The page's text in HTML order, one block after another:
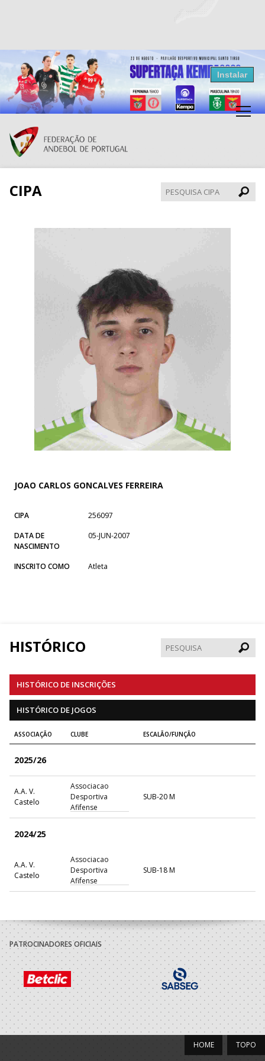
Resultados Andebol
Federação de Andebol de Portugal
Grátis - Disponivel na Play Store
Instalar
CIPA
CIPA
JOAO CARLOS GONCALVES FERREIRA
CIPA
256097
DATA DE
NASCIMENTO
05-JUN-2007
INSCRITO COMO Atleta
HISTÓRICO
HISTÓRICO DE INSCRIÇÕES
HISTÓRICO DE JOGOS
ASSOCIAÇÃO CLUBE ESCALÃO/FUNÇÃO
2025/26
A.A. V.
Castelo
Associacao
Desportiva
Afifense
SUB-20 M
2024/25
A.A. V.
Castelo
Associacao
Desportiva
Afifense
SUB-18 M
PATROCINADORES OFICIAIS
TOPO
HOME